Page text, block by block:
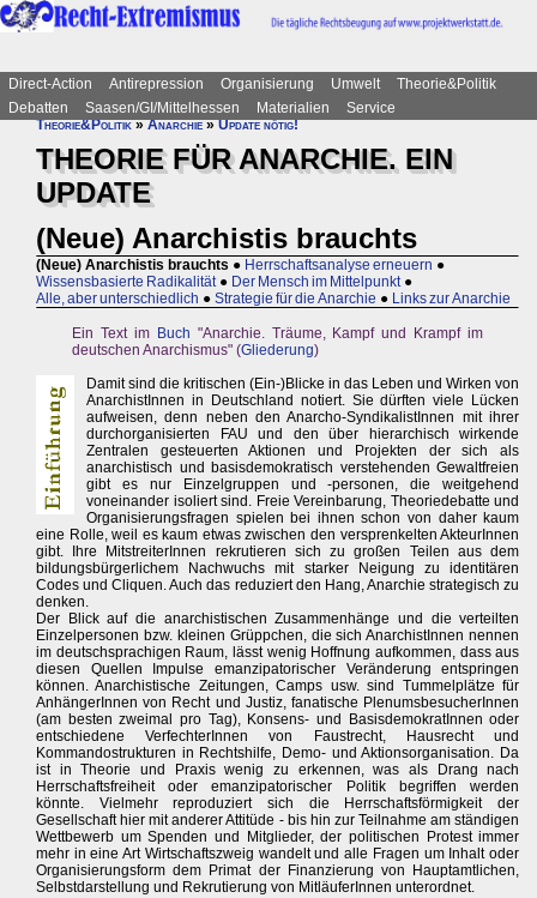
Direct-Action Antirepression Organisierung Umwelt
Theorie&Politik
Debatten
Saasen/GI/Mittelhessen Materialien
Service
Theorie&Politik»Anarchie»Update nötig!
THEORIE FÜR ANARCHIE. EIN
UPDATE
(Neue) Anarchistis brauchts
(Neue) Anarchistis brauchts ● Herrschaftsanalyse erneuern ●
Wissensbasierte Radikalität ● Der Mensch im Mittelpunkt ●
Alle, aber unterschiedlich ● Strategie für die Anarchie ● Links zur Anarchie
Ein Text im Buch "Anarchie. Träume, Kampf und Krampf im
deutschen Anarchismus" (Gliederung)
Damit sind die kritischen (Ein-)Blicke in das Leben und Wirken von
AnarchistInnen in Deutschland notiert. Sie dürften viele Lücken
aufweisen, denn neben den Anarcho-SyndikalistInnen mit ihrer
durchorganisierten FAU und den über hierarchisch wirkende
Zentralen gesteuerten Aktionen und Projekten der sich als
anarchistisch und basisdemokratisch verstehenden Gewaltfreien
gibt es nur Einzelgruppen und -personen, die weitgehend
voneinander isoliert sind. Freie Vereinbarung, Theoriedebatte und
Organisierungsfragen spielen bei ihnen schon von daher kaum
eine Rolle, weil es kaum etwas zwischen den versprenkelten AkteurInnen
gibt. Ihre MitstreiterInnen rekrutieren sich zu großen Teilen aus dem
bildungsbürgerlichem Nachwuchs mit starker Neigung zu identitären
Codes und Cliquen. Auch das reduziert den Hang, Anarchie strategisch zu
denken.
Der Blick auf die anarchistischen Zusammenhänge und die verteilten
Einzelpersonen bzw. kleinen Grüppchen, die sich AnarchistInnen nennen
im deutschsprachigen Raum, lässt wenig Hoffnung aufkommen, dass aus
diesen Quellen Impulse emanzipatorischer Veränderung entspringen
können. Anarchistische Zeitungen, Camps usw. sind Tummelplätze für
AnhängerInnen von Recht und Justiz, fanatische PlenumsbesucherInnen
(am besten zweimal pro Tag), Konsens- und BasisdemokratInnen oder
entschiedene VerfechterInnen von Faustrecht, Hausrecht und
Kommandostrukturen in Rechtshilfe, Demo- und Aktionsorganisation. Da
ist in Theorie und Praxis wenig zu erkennen, was als Drang nach
Herrschaftsfreiheit oder emanzipatorischer Politik begriffen werden
könnte. Vielmehr reproduziert sich die Herrschaftsförmigkeit der
Gesellschaft hier mit anderer Attitüde - bis hin zur Teilnahme am ständigen
Wettbewerb um Spenden und Mitglieder, der politischen Protest immer
mehr in eine Art Wirtschaftszweig wandelt und alle Fragen um Inhalt oder
Organisierungsform dem Primat der Finanzierung von Hauptamtlichen,
Selbstdarstellung und Rekrutierung von MitläuferInnen unterordnet.